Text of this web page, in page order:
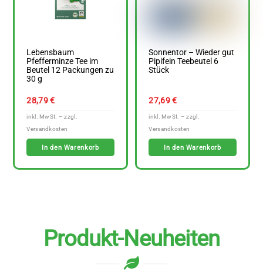
Lebensbaum
Pfefferminze Tee im
Beutel 12 Packungen zu
30 g
28,79€
In den Warenkorb
Sonnentor – Wieder gut
Pipifein Teebeutel 6
Stück
27,69€
In den Warenkorb
Produkt-Neuheiten